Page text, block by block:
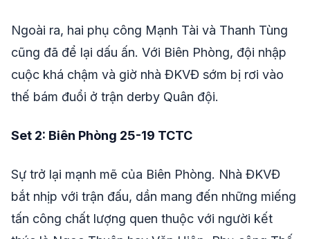
Ngoài ra, hai phụ công Mạnh Tài và Thanh Tùng
cũng đã để lại dấu ấn. Với Biên Phòng, đội nhập
cuộc khá chậm và giờ nhà ĐKVĐ sớm bị rơi vào
thế bám đuổi ở trận derby Quân đội.
Set 2: Biên Phòng 25-19 TCTC
Sự trở lại mạnh mẽ của Biên Phòng. Nhà ĐKVĐ
bắt nhịp với trận đấu, dần mang đến những miếng
tấn công chất lượng quen thuộc với người kết